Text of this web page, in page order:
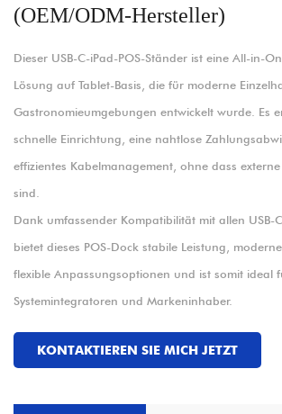
(OEM/ODM-Hersteller)
Dieser USB-C-iPad-POS-Ständer ist eine All-in-
Lösung auf Tablet-Basis, die für moderne
Gastronomieumgebungen entwickelt wurde. Es
schnelle Einrichtung, eine nahtlose
effizientes Kabelmanagement, ohne dass
sind.
Dank umfassender Kompatibilität mit allen USB-
bietet dieses POS-Dock stabile Leistung,
flexible Anpassungsoptionen und ist somit ideal
Systemintegratoren und Markeninhaber.
KONTAKTIEREN SIE MICH JETZT